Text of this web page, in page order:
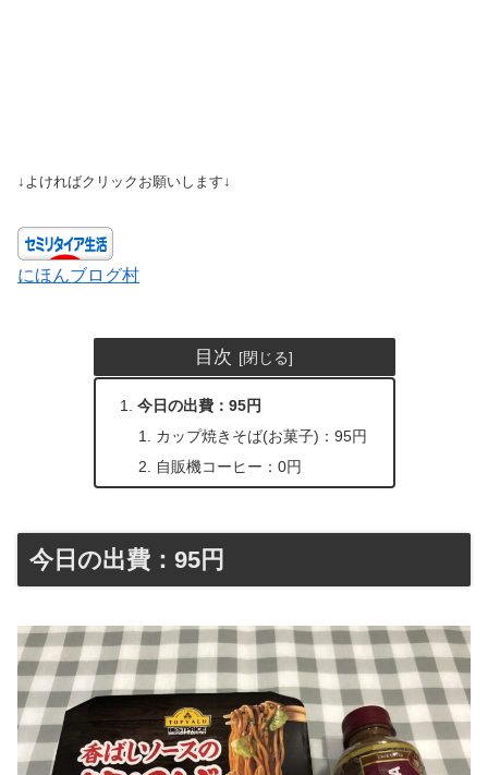
↓よければクリックお願いします↓
にほんブログ村
目次
今日の出費：95円
カップ焼きそば(お菓子)：95円
自販機コーヒー：0円
今日の出費：95円